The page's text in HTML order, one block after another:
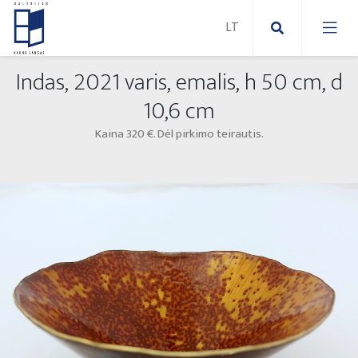
Nauji paveikslai
Abstraktūs paveikslai
Paveikslai ant popieriaus
Naujos skulptūros
Parodos 2025
Indas, 2021 varis, emalis, h 50 cm, d
10,6 cm
Kaina 320 €. Dėl pirkimo teirautis.